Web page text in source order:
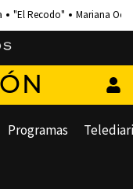
"El Recodo" Mariana
Programas